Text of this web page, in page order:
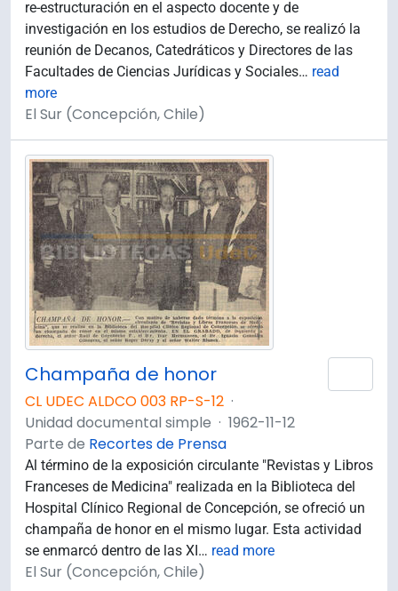
re-estructuración en el aspecto docente y de
investigación en los estudios de Derecho, se realizó la
reunión de Decanos, Catedráticos y Directores de las
Facultades de Ciencias Jurídicas y Sociales… read
more
El Sur (Concepción, Chile)
Champaña de honor
CL UDEC ALDCO 003 RP-S-12 ·
Unidad documental simple · 1962-11-12
Parte de Recortes de Prensa
Al término de la exposición circulante "Revistas y Libros
Franceses de Medicina" realizada en la Biblioteca del
Hospital Clínico Regional de Concepción, se ofreció un
champaña de honor en el mismo lugar. Esta actividad
se enmarcó dentro de las XI… read more
El Sur (Concepción, Chile)